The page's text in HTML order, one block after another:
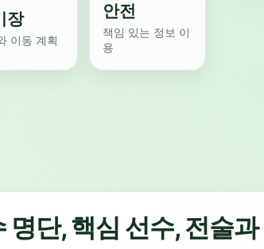
장
이동 계획
안전
책임 있는 정보 이
용
단, 핵심 선수, 전술